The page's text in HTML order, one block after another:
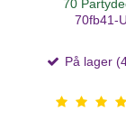
70
70fb41-U
På lager